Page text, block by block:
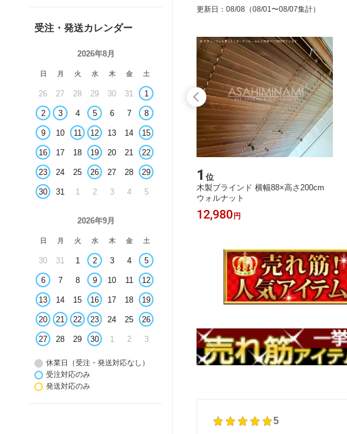
受注・発送カレンダー
2026年8月
日 月 火 水 木 金 土
26 27 28 29 30 31 1
2 3 4 5 6 7 8
9 10 11 12 13 14 15
16 17 18 19 20 21 22
23 24 25 26 27 28 29
30 31 1 2 3 4 5
2026年9月
日 月 火 水 木 金 土
30 31 1 2 3 4 5
6 7 8 9 10 11 12
13 14 15 16 17 18 19
20 21 22 23 24 25 26
27 28 29 30 1 2 3
休業日（受注・発送対応なし）
受注対応のみ
発送対応のみ
更新日 ： 08/08 （08/01〜08/07集計）
8 位
ブラインド横幅加工
円
1 位
木製ブラインド 横幅88×高さ200cm
ウォルナット
12,980 円
5